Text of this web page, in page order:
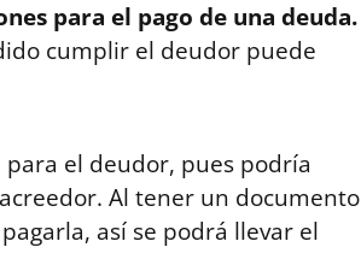
para el pago de una deuda.
cumplir el deudor puede
el deudor, pues podría
Al tener un documento
así se podrá llevar el